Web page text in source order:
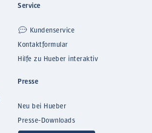
Service
Kundenservice
Kontaktformular
Hilfe zu Hueber interaktiv
Presse
Neu bei Hueber
Presse-Downloads